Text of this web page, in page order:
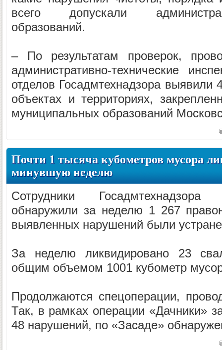
всего допускали
образований.
– По результатам проверок,
административно-технические
отделов Госадмтехнадзора выявили
объектах и территориях,
муниципальных образований
Почти 1 тысяча кубометров мусора
минувшую неделю
Сотрудники
обнаружили за неделю 1 267
выявленных нарушений были
За неделю ликвидировано 23
общим объемом 1001 кубометр
Продолжаются спецоперации,
Так, в рамках операции «Дачники»
48 нарушений, по «Засаде»